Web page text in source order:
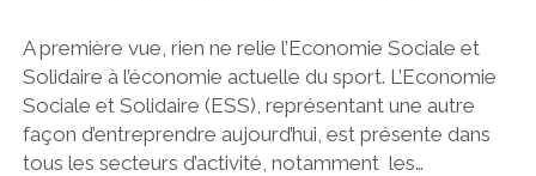
A première vue, rien ne relie l’Economie Sociale et
Solidaire à l’économie actuelle du sport. L’Economie
Sociale et Solidaire (ESS), représentant une autre
façon d’entreprendre aujourd’hui, est présente dans
tous les secteurs d’activité, notamment les…